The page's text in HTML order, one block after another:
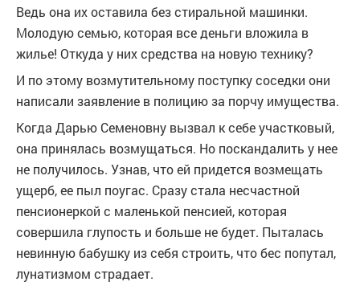
Ведь она их оставила без стиральной машинки.
Молодую семью, которая все деньги вложила в
жилье! Откуда у них средства на новую технику?
И по этому возмутительному поступку соседки они
написали заявление в полицию за порчу имущества.
Когда Дарью Семеновну вызвал к себе участковый,
она принялась возмущаться. Но поскандалить у нее
не получилось. Узнав, что ей придется возмещать
ущерб, ее пыл поугас. Сразу стала несчастной
пенсионеркой с маленькой пенсией, которая
совершила глупость и больше не будет. Пыталась
невинную бабушку из себя строить, что бес попутал,
лунатизмом страдает.